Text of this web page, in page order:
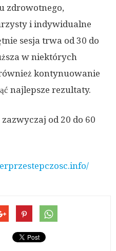
zdrowotnego,
i indywidualne
sesja trwa od 30 do
w niektórych
kontynuowanie
najlepsze rezultaty.
od 20 do 60